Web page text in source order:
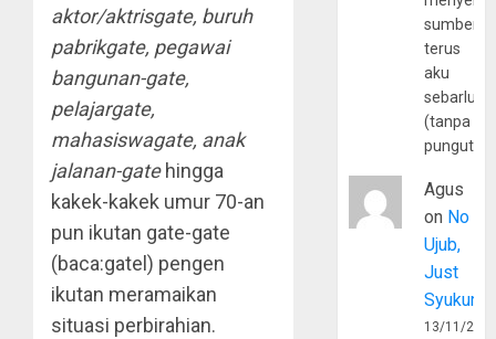
aktor/aktrisgate, buruh
pabrikgate, pegawai
bangunan-gate,
pelajargate,
mahasiswagate, anak
jalanan-gatehingga
kakek-kakek umur 70-an
pun ikutan gate-gate
(baca:gatel) pengen
ikutan meramaikan
situasi perbirahian.
sumber
terus
aku
(tanpa
Agus
on No
Ujub,
Just
Syukur
13/11/